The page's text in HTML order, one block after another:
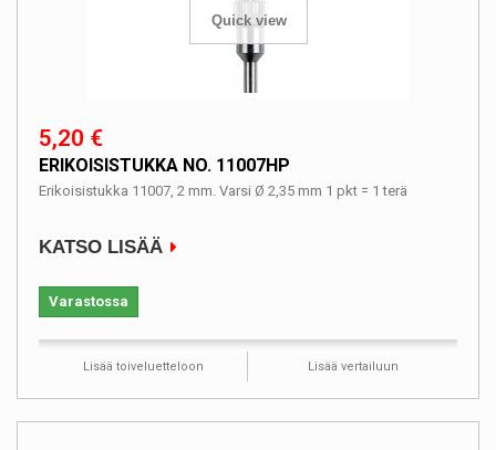
Quick view
5,20 €
ERIKOISISTUKKA NO. 11007HP
Erikoisistukka 11007, 2 mm. Varsi Ø 2,35 mm 1 pkt = 1 terä
KATSO LISÄÄ
Varastossa
Lisää toiveluetteloon Lisää vertailuun